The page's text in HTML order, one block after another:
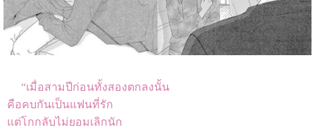
“เมื่อสามปีก่อนทั้งสองตกลงนั้น
คือคบกันเป็นแฟนที่รัก
แต่โกกลับไม่ยอมเลิกนัก